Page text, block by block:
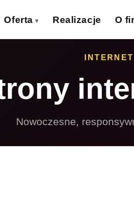
Oferta
›
›
Siatki wielkoformat.
›
Realizacje O
INTERNET
Nowoczesne,